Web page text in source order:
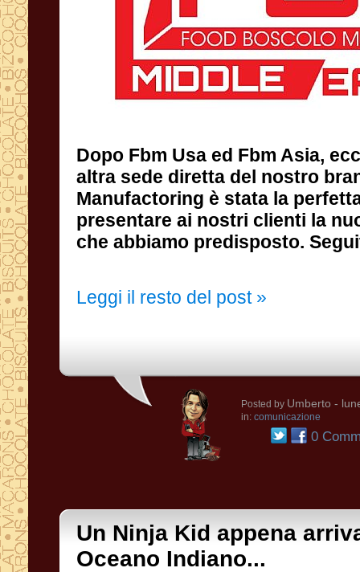
Dopo Fbm Usa ed Fbm Asia,
altra sede diretta del nostro
Manufactoring è stata la
presentare ai nostri clienti la
che abbiamo predisposto.
Leggi il resto del post »
Posted by Umberto -
in: comunicazione
0
Un Ninja Kid appena
Oceano Indiano...